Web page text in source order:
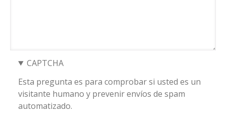
CAPTCHA
Esta pregunta es para comprobar si usted es un
visitante humano y prevenir envíos de spam
automatizado.